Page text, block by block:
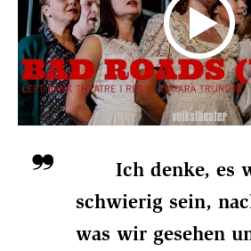
Ich denke, es
schwierig sein,
was wir gesehen